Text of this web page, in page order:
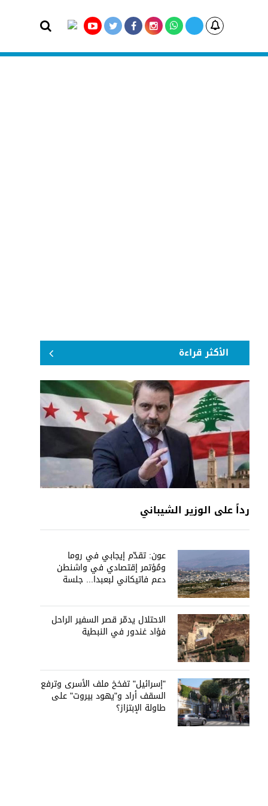
الأكثر قراءة
رداً على الوزير الشيباني
عون: تقدّم إيجابي في روما
ومُؤتمر إقتصادي في واشنطن
دعم فاتيكاني لبعبدا... جلسة
على الطاولة
الاحتلال يدمّر قصر السفير الراحل
فؤاد غندور في النبطية
"إسرائيل" تفخخ ملف الأسرى وترفع
السقف أراد و"يهود بيروت" على
طاولة الإبتزاز؟